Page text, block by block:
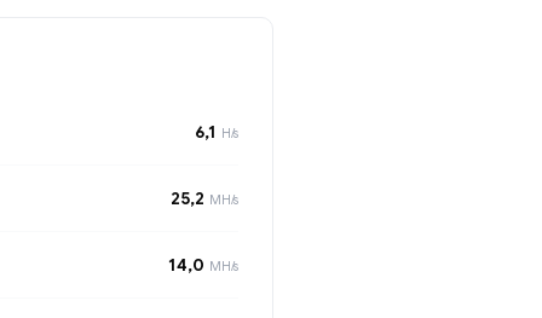
6,1 H/s
25,2 MH/s
14,0 MH/s